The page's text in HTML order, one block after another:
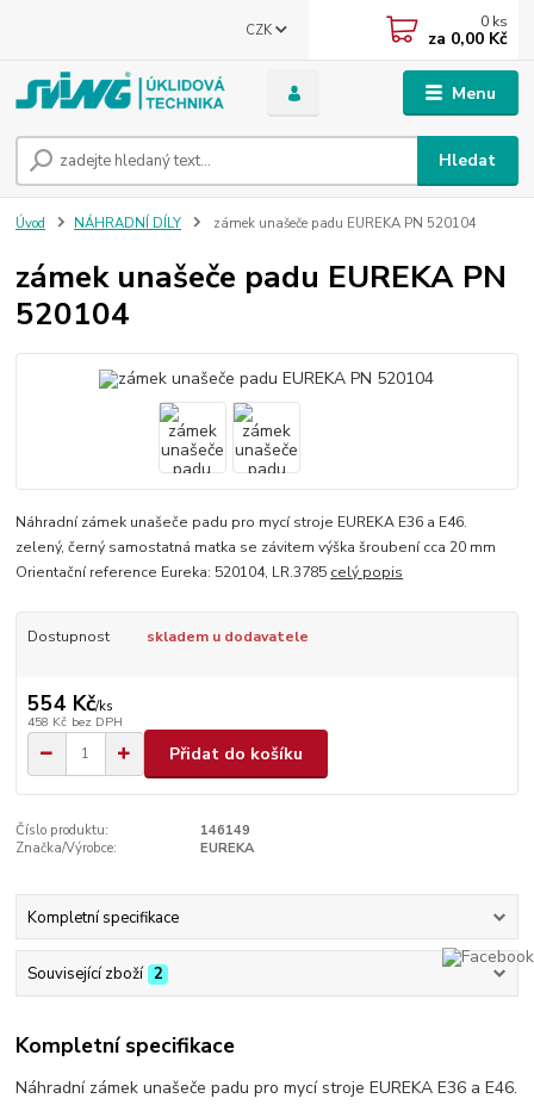
Menu
CZK
Hledat
0 ks
za 0,00 Kč
Úvod NÁHRADNÍ DÍLY zámek unašeče padu EUREKA PN 520104
zámek unašeče padu EUREKA PN
520104
Náhradní zámek unašeče padu pro mycí stroje EUREKA E36 a E46.
zelený, černý samostatná matka se závitem výška šroubení cca 20 mm
Orientační reference Eureka: 520104, LR.3785 celý popis
Dostupnost skladem u dodavatele
554 Kč/ks
458 Kč bez DPH
Přidat do košíku
Číslo produktu:
146149
Značka/Výrobce:
EUREKA
Kompletní specifikace
Související zboží 2
Kompletní specifikace
Náhradní zámek unašeče padu pro mycí stroje EUREKA E36 a E46.